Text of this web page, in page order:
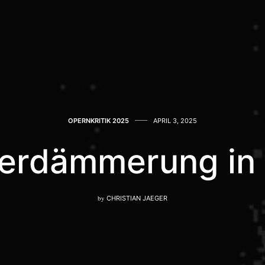
OPERNKRITIK 2025 APRIL 3, 2025
in
by CHRISTIAN JAEGER